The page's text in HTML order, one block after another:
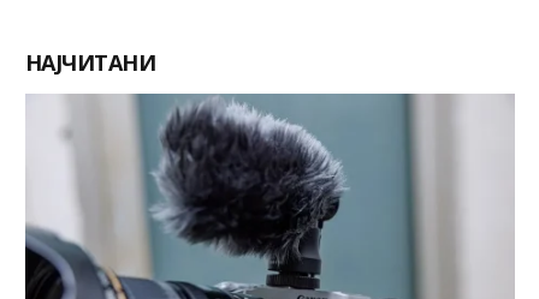
НАЈЧИТАНИ